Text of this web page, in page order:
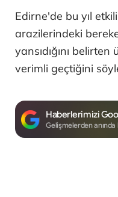
Edirne'de bu yıl
arazilerindeki
yansıdığını
verimli geçtiğini
Haberlerimizi
Gelişmelerden